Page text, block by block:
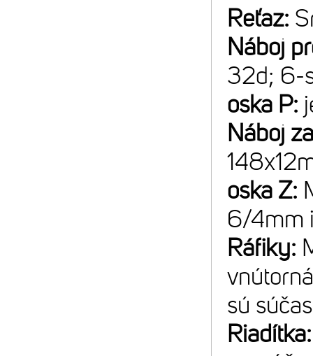
Reťaz:
Náboj
32d; 6-
oska P:
Náboj
oska Z:
6/4mm
Ráfiky:
sú